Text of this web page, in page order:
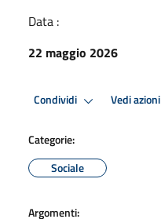
Data :
22 maggio 2026
Condividi Vedi azioni
Categorie:
Sociale
Argomenti: